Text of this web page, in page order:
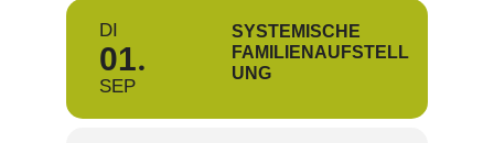
DI
01
SEP
SYSTEMISCHE
FAMILIENAUFSTELL
UNG